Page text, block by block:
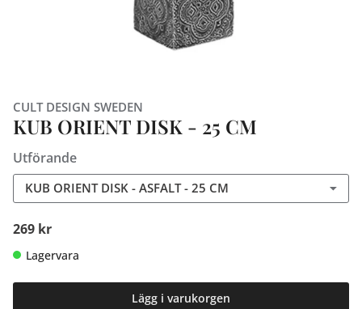
CULT DESIGN SWEDEN
KUB ORIENT DISK - 25 CM
Utförande
KUB ORIENT DISK - ASFALT - 25 CM
269 kr
Lagervara
Lägg i varukorgen